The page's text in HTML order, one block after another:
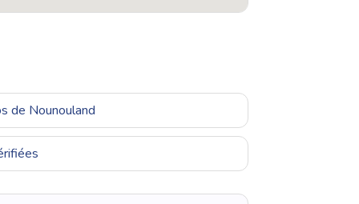
de Nounouland